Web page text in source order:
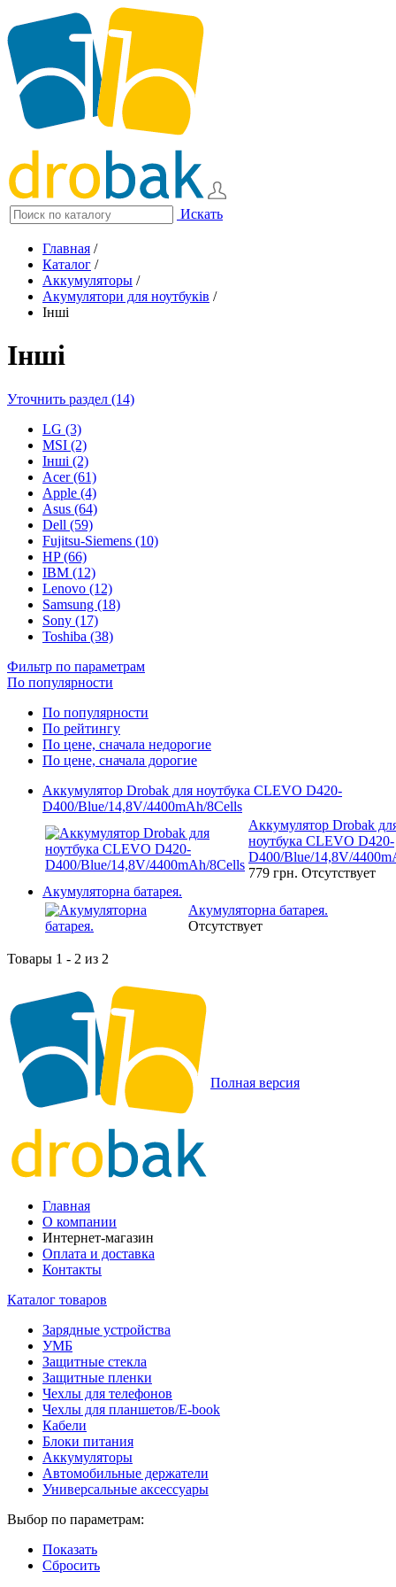
Искать
Главная /
Каталог /
Аккумуляторы /
Акумулятори для ноутбуків /
Інші
Інші
Уточнить раздел (14)
LG (3)
MSI (2)
Інші (2)
Acer (61)
Apple (4)
Asus (64)
Dell (59)
Fujitsu-Siemens (10)
HP (66)
IBM (12)
Lenovo (12)
Samsung (18)
Sony (17)
Toshiba (38)
Фильтр по параметрам
По популярности
По популярности
По рейтингу
По цене, сначала недорогие
По цене, сначала дорогие
Аккумулятор Drobak для ноутбука CLEVO D420-
D400/Blue/14,8V/4400mAh/8Cells
Аккумулятор Drobak
ноутбука CLEVO D420-
D400/Blue/14,8V/
779 грн. Отсутствует
Акумуляторна батарея.
Акумуляторна батарея.
Отсутствует
Товары 1 - 2 из 2
Полная версия
Главная
О компании
Интернет-магазин
Оплата и доставка
Контакты
Каталог товаров
Зарядные устройства
УМБ
Защитные стекла
Защитные пленки
Чехлы для телефонов
Чехлы для планшетов/E-book
Кабели
Блоки питания
Аккумуляторы
Автомобильные держатели
Универсальные аксессуары
Выбор по параметрам:
Показать
Сбросить